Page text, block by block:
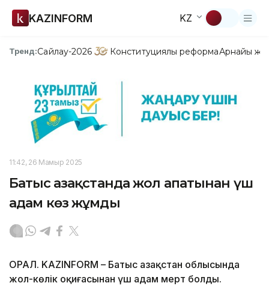
KAZINFORM KZ
Тренд:Сайлау-2026 Конституциялық реформаАрнайы
11:42, 26 Мамыр 2025
Батыс Қазақстанда жол апатынан үш
адам көз жұмды
ОРАЛ. KAZINFORM – Батыс Қазақстан облысында
жол-көлік оқиғасынан үш адам мерт болды.